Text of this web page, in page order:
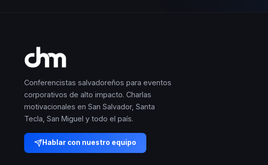
Conferencistas salvadoreños para eventos
corporativos de alto impacto. Charlas
motivacionales en San Salvador, Santa
Tecla, San Miguel y todo el país.
Hablar con nuestro equipo